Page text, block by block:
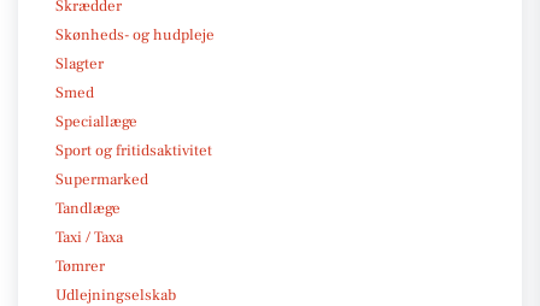
Skrædder
Skønheds- og hudpleje
Slagter
Smed
Speciallæge
Sport og fritidsaktivitet
Supermarked
Tandlæge
Taxi / Taxa
Tømrer
Udlejningselskab